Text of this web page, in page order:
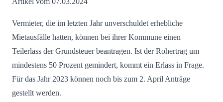
Vermieter, die im letzten Jahr unverschuldet erhebliche
Mietausfälle hatten, können bei ihrer Kommune einen
Teilerlass der Grundsteuer beantragen. Ist der Rohertrag um
mindestens 50 Prozent gemindert, kommt ein Erlass in Frage.
Für das Jahr 2023 können noch bis zum 2. April Anträge
gestellt werden.